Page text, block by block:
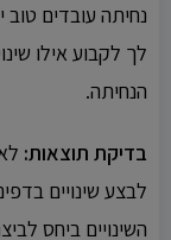
נחיתה עובדים טוב
לך לקבוע אילו
הנחיתה.
בדיקת תוצאות:
השינויים ביחס